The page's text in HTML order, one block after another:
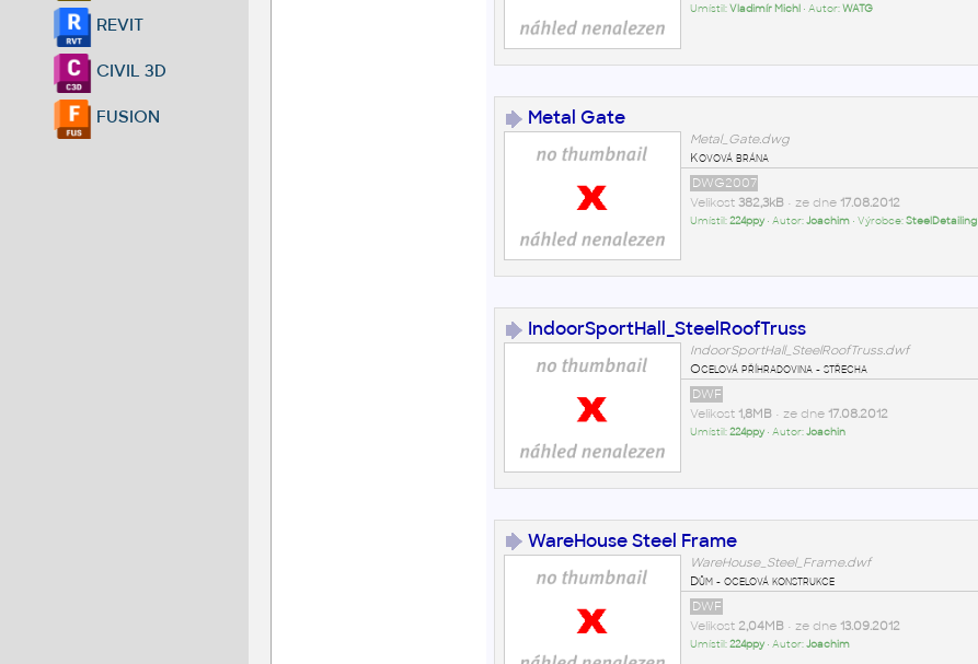
REVIT
CIVIL 3D
FUSION
Umístil:Vladimír Michl• Autor:WATG
Metal Gate
Metal_Gate.dwg
Kovová brána
DWG2007
Velikost 382,3kB• ze dne 17.08.2012
Umístil:224ppy• Autor:Joachim• Výrobce:SteelDetailing
IndoorSportHall_SteelRoofTruss
IndoorSportHall_SteelRoofTruss.dwf
Ocelová příhradovina - střecha
DWF
Velikost 1,8MB• ze dne 17.08.2012
Umístil:224ppy• Autor:Joachin
WareHouse Steel Frame
WareHouse_Steel_Frame.dwf
Dům - ocelová konstrukce
DWF
Velikost 2,04MB• ze dne 13.09.2012
Umístil:224ppy• Autor:Joachim